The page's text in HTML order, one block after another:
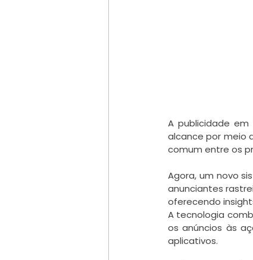
A publicidade
alcance por meio
comum entre os
Agora, um novo
anunciantes
oferecendo
A tecnologia
os anúncios às
aplicativos.